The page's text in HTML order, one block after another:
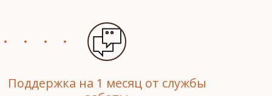
Поддержка на 1 месяц от службы